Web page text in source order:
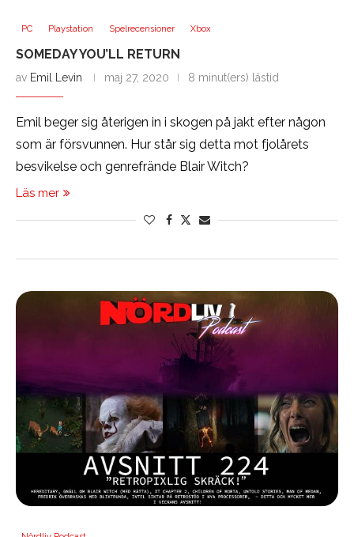
PC Playstation Spelrecensioner Xbox
SOMEDAY YOU’LL RETURN
av Emil Levin maj 27, 2020 8 minut(ers) lästid
Emil beger sig återigen in i skogen på jakt efter någon
som är försvunnen. Hur står sig detta mot fjolårets
besvikelse och genrefrände Blair Witch?
Läs mer